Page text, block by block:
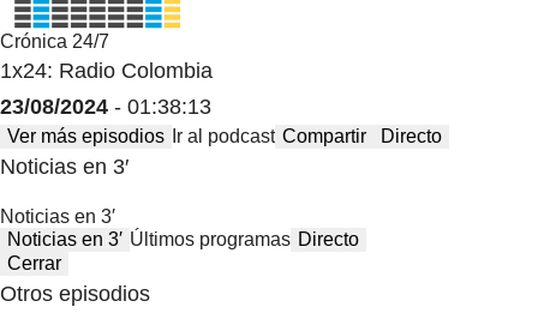
Crónica 24/7
1x24: Radio Colombia
23/08/2024 - 01:38:13
Ver más episodios Ir al podcast Compartir Directo
Noticias en 3′
Noticias en 3′
Noticias en 3′ Últimos programas Directo
Cerrar
Otros episodios